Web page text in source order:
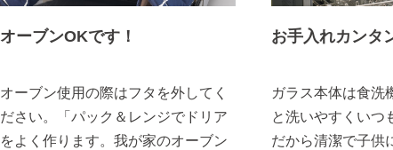
オーブンOKです！
オーブン使用の際はフタを外してく
ださい。「パック＆レンジでドリア
をよく作ります。我が家のオーブン
お手入れカンタ
ガラス本体は食洗
と洗いやすくいつ
だから清潔で子供